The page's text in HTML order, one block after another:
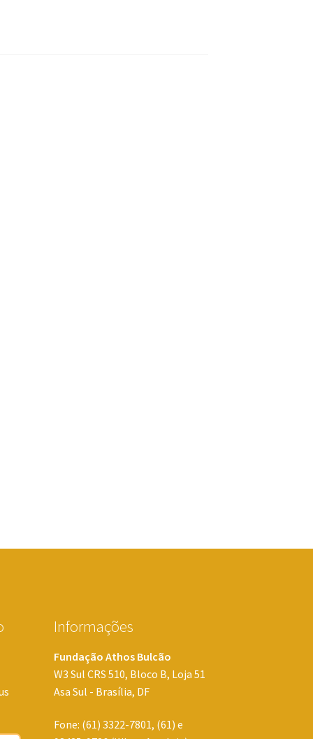
Informações
Fundação Athos Bulcão
W3 Sul CRS 510, Bloco B, Loja 51
Asa Sul - Brasília, DF
Fone: (61) 3322-7801, (61) e